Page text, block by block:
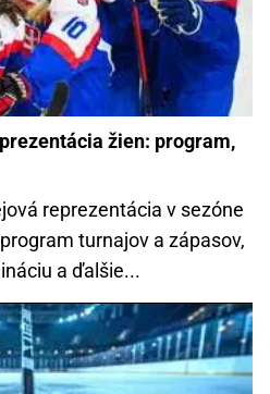
žien: program,
reprezentácia v sezóne
turnajov a zápasov,
a ďalšie...